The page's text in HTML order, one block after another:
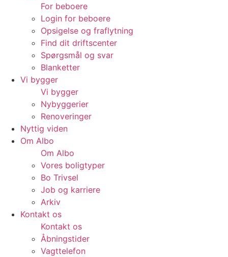
For beboere
Login for beboere
Opsigelse og fraflytning
Find dit driftscenter
Spørgsmål og svar
Blanketter
Vi bygger
Vi bygger
Nybyggerier
Renoveringer
Nyttig viden
Om Albo
Om Albo
Vores boligtyper
Bo Trivsel
Job og karriere
Arkiv
Kontakt os
Kontakt os
Åbningstider
Vagttelefon